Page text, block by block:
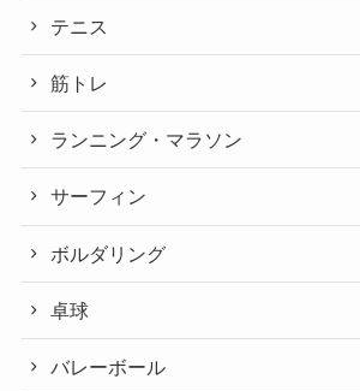
テニス
筋トレ
ランニング・マラソン
サーフィン
ボルダリング
卓球
バレーボール